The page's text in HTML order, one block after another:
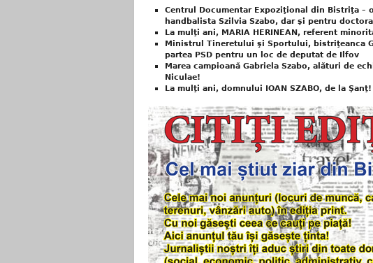
Centrul Documentar Expoziţional din Bistriţa –
handbalista Szilvia Szabo, dar şi pentru
La mulţi ani, MARIA HERINEAN, referent
Ministrul Tineretului şi Sportului, bistriţeanca
partea PSD pentru un loc de deputat de Ilfov
Marea campioană Gabriela Szabo, alături de
Niculae!
La mulţi ani, domnului IOAN SZABO, de la Şanţ!